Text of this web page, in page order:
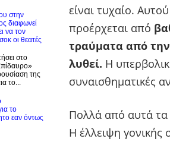
είναι τυχαίο.
προέρχεται από
τραύματα από
λυθεί. Η
συναισθηματικές
Πολλά από αυτά
Η έλλειψη γονικής
στην
διαφωνεί
να τον
οι θεατές
στο
της
το...
το
εαν όντως